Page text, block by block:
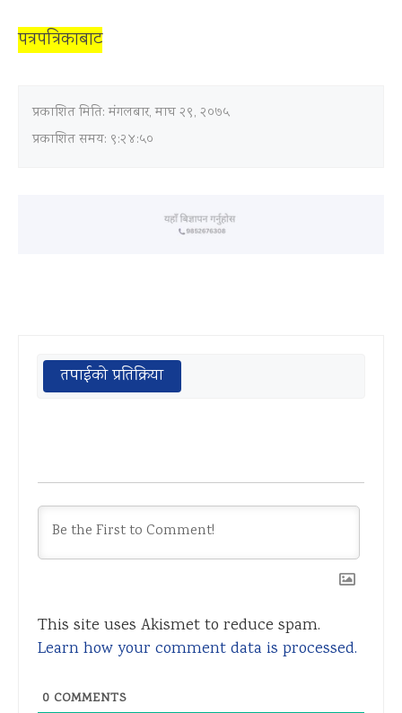
पत्रपत्रिकाबाट
प्रकाशित मिति:मंगलबार, माघ २९, २०७५
प्रकाशित समय: ९:२४:५०
तपाईको प्रतिक्रिया
This site uses Akismet to reduce spam.
Learn how your comment data is processed.
0 COMMENTS